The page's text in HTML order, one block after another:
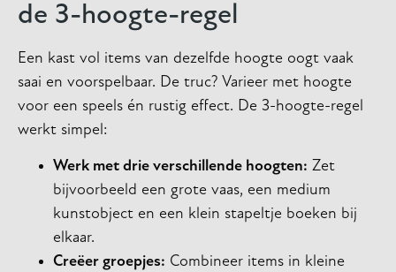
de 3-hoogte-regel
Een kast vol items van dezelfde hoogte oogt vaak
saai en voorspelbaar. De truc? Varieer met hoogte
voor een speels én rustig effect. De 3-hoogte-regel
werkt simpel:
Werk met drie verschillende hoogten: Zet
bijvoorbeeld een grote vaas, een medium
kunstobject en een klein stapeltje boeken bij
elkaar.
Creëer groepjes: Combineer items in kleine